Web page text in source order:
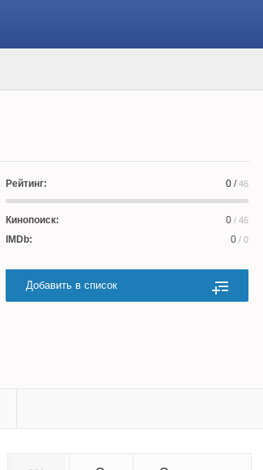
Рейтинг: 0/46
Кинопоиск: 0 / 46
IMDb: 0 / 0
Добавить в список